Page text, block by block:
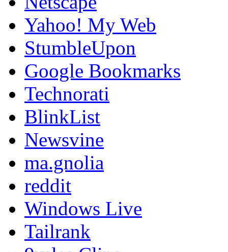
Yahoo! My Web
StumbleUpon
Google Bookmarks
Technorati
BlinkList
Newsvine
ma.gnolia
reddit
Windows Live
Tailrank